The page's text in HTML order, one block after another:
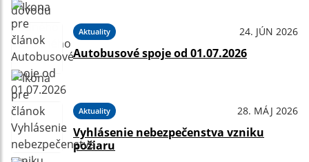
Aktuality 24. JÚN 2026
Autobusové spoje od 01.07.2026
Aktuality 28. MÁJ 2026
Vyhlásenie nebezpečenstva vzniku
požiaru